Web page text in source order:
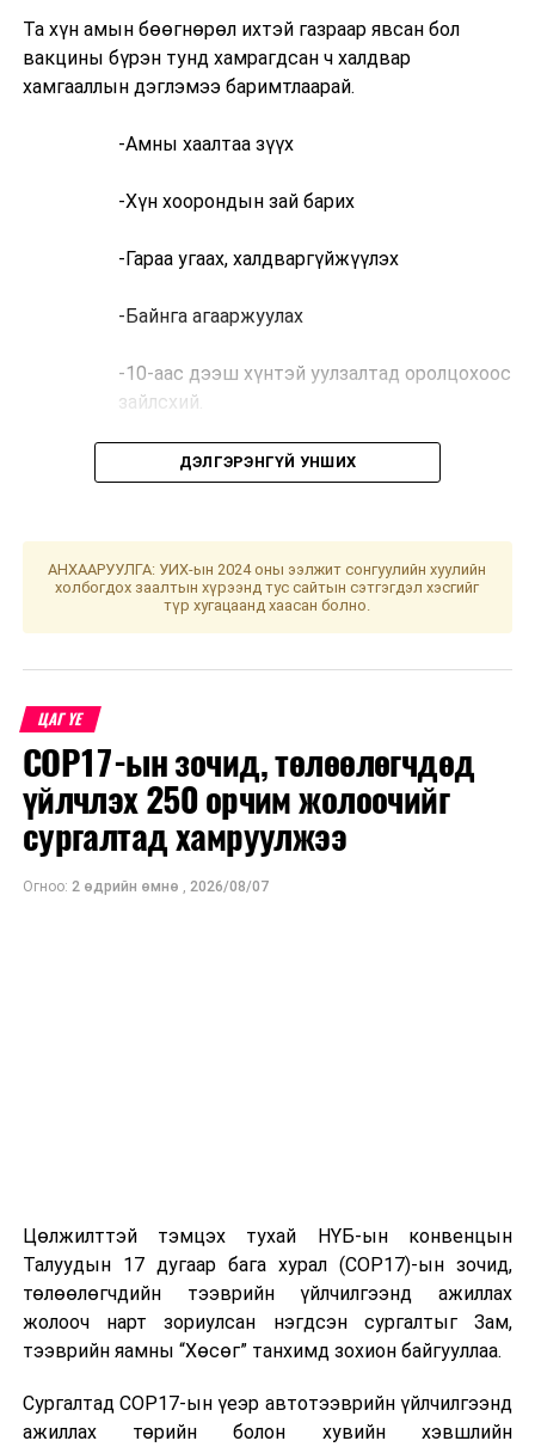
Та хүн амын бөөгнөрөл ихтэй газраар явсан бол
вакцины бүрэн тунд хамрагдсан ч халдвар
хамгааллын дэглэмээ баримтлаарай.
-Амны хаалтаа зүүх
-Хүн хоорондын зай барих
-Гараа угаах, халдваргүйжүүлэх
-Байнга агааржуулах
-10-аас дээш хүнтэй уулзалтад оролцохоос
зайлсхий.
ДАРААХ МЭДЭЭ
Төв аймгийн Эрдэнэ суманд 15 ортой Эрүүл мэндийн
“Төрөөс мөнгөний бодлогын талаар 2022 онд
баримтлах ​үндсэн чиглэл”-ийн төслийг танилцуулав
ДЭЛГЭРЭНГҮЙ УНШИХ
АНХААРУУЛГА: УИХ-ын 2024 оны ээлжит сонгуулийн хуулийн
холбогдох заалтын хүрээнд тус сайтын сэтгэгдэл хэсгийг
түр хугацаанд хаасан болно.
ЦАГ ҮЕ
COP17-ын зочид, төлөөлөгчдөд
үйлчлэх 250 орчим жолоочийг
сургалтад хамруулжээ
Огноо: 2 өдрийн өмнө , 2026/08/07
Цөлжилттэй тэмцэх тухай НҮБ-ын конвенцын
Талуудын 17 дугаар бага хурал (COP17)-ын зочид,
төлөөлөгчдийн тээврийн үйлчилгээнд ажиллах
жолооч нарт зориулсан нэгдсэн сургалтыг Зам,
тээврийн яамны “Хөсөг” танхимд зохион байгууллаа.
Сургалтад COP17-ын үеэр автотээврийн үйлчилгээнд
ажиллах төрийн болон хувийн хэвшлийн